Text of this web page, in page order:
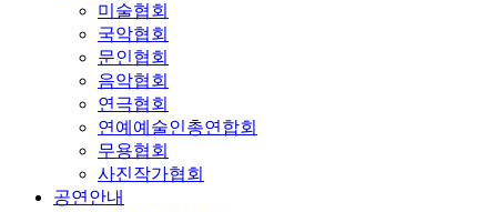
미술협회
국악협회
문인협회
음악협회
연극협회
연예예술인총연합회
무용협회
사진작가협회
공연안내